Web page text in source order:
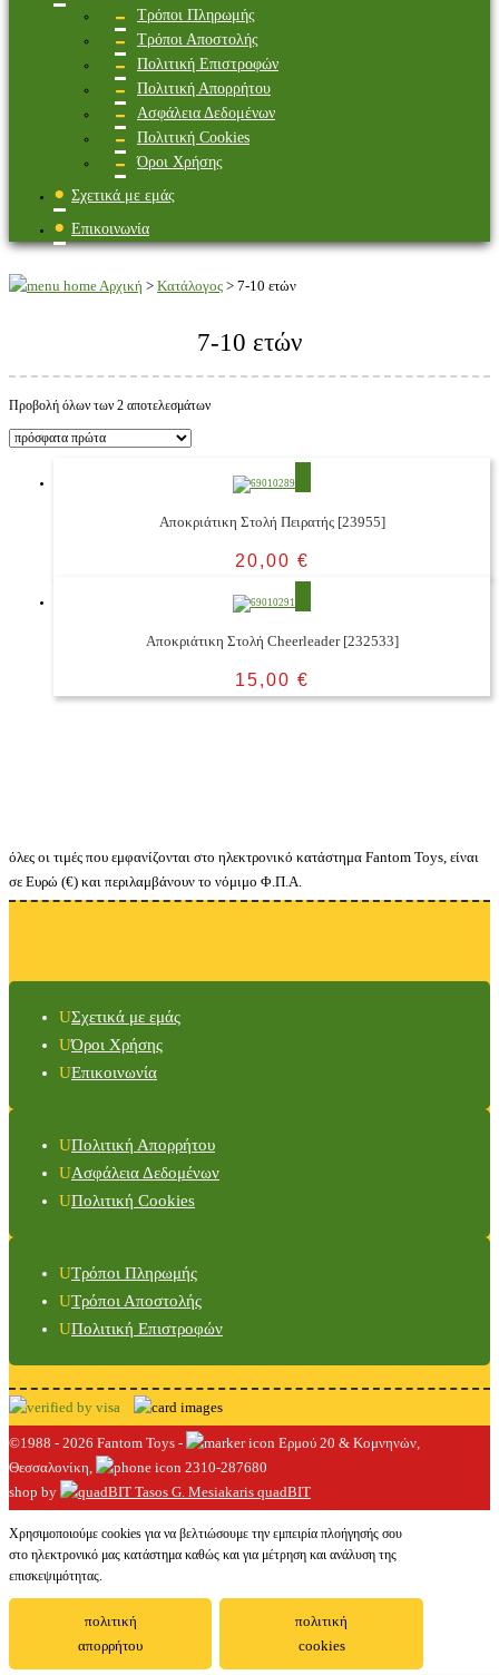
Τρόποι Πληρωμής
Τρόποι Αποστολής
Πολιτική Επιστροφών
Πολιτική Απορρήτου
Ασφάλεια Δεδομένων
Πολιτική Cookies
Όροι Χρήσης
Σχετικά με εμάς
Επικοινωνία
Αρχική > Κατάλογος > 7-10 ετών
7-10 ετών
Προβολή όλων των 2 αποτελεσμάτων
Αποκριάτικη Στολή Πειρατής [23955]
20,00 €
Αποκριάτικη Στολή Cheerleader [232533]
15,00 €
όλες οι τιμές που εμφανίζονται στο ηλεκτρονικό κατάστημα Fantom Toys, είναι
σε Ευρώ (€) και περιλαμβάνουν το νόμιμο Φ.Π.Α.
Σχετικά με εμάς
Όροι Χρήσης
Επικοινωνία
Πολιτική Απορρήτου
Ασφάλεια Δεδομένων
Πολιτική Cookies
Τρόποι Πληρωμής
Τρόποι Αποστολής
Πολιτική Επιστροφών
©1988 - 2026 Fantom Toys -
Ερμού 20 & Κομνηνών,
Θεσσαλονίκη,
2310-287680
shop by
quadBIT
Χρησιμοποιούμε cookies για να βελτιώσουμε την εμπειρία πλοήγησής σου
στο ηλεκτρονικό μας κατάστημα καθώς και για μέτρηση και ανάλυση της
επισκεψιμότητας.
πολιτική
απορρήτου
πολιτική
cookies